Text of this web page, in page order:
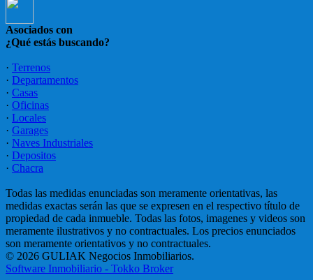
Asociados con
¿Qué estás buscando?
· Terrenos
· Departamentos
· Casas
· Oficinas
· Locales
· Garages
· Naves Industriales
· Depositos
· Chacra
Todas las medidas enunciadas son meramente orientativas, las
medidas exactas serán las que se expresen en el respectivo título de
propiedad de cada inmueble. Todas las fotos, imagenes y videos son
meramente ilustrativos y no contractuales. Los precios enunciados
son meramente orientativos y no contractuales.
© 2026 GULIAK Negocios Inmobiliarios.
Software Inmobiliario - Tokko Broker